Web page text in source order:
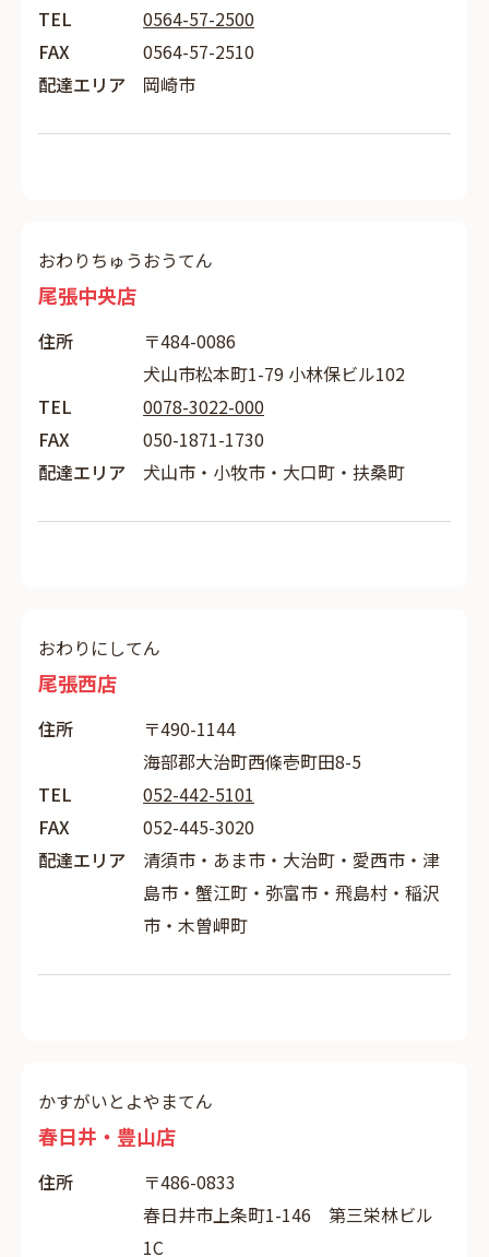
TEL
0564-57-2500
FAX
0564-57-2510
配達エリア
岡崎市
おわりちゅうおうてん
尾張中央店
住所
〒484-0086
犬山市松本町1-79 小林保ビル102
TEL
0078-3022-000
FAX
050-1871-1730
配達エリア
犬山市・小牧市・大口町・扶桑町
おわりにしてん
尾張西店
住所
〒490-1144
海部郡大治町西條壱町田8-5
TEL
052-442-5101
FAX
052-445-3020
配達エリア
清須市・あま市・大治町・愛西市・津
島市・蟹江町・弥富市・飛島村・稲沢
市・木曽岬町
かすがいとよやまてん
春日井・豊山店
住所
〒486-0833
春日井市上条町1-146 第三栄林ビル
1C